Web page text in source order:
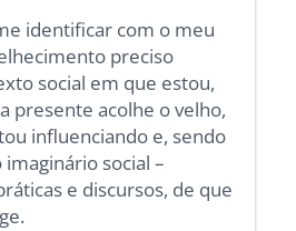
identificar com o meu
preciso
social em que estou,
presente acolhe o velho,
influenciando e, sendo
social –
e discursos, de que